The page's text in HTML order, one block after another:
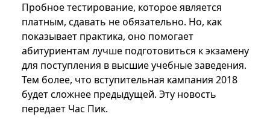
Пробное тестирование, которое является
платным, сдавать не обязательно. Но, как
показывает практика, оно помогает
абитуриентам лучше подготовиться к экзамену
для поступления в высшие учебные заведения.
Тем более, что вступительная кампания 2018
будет сложнее предыдущей. Эту новость
передает Час Пик.